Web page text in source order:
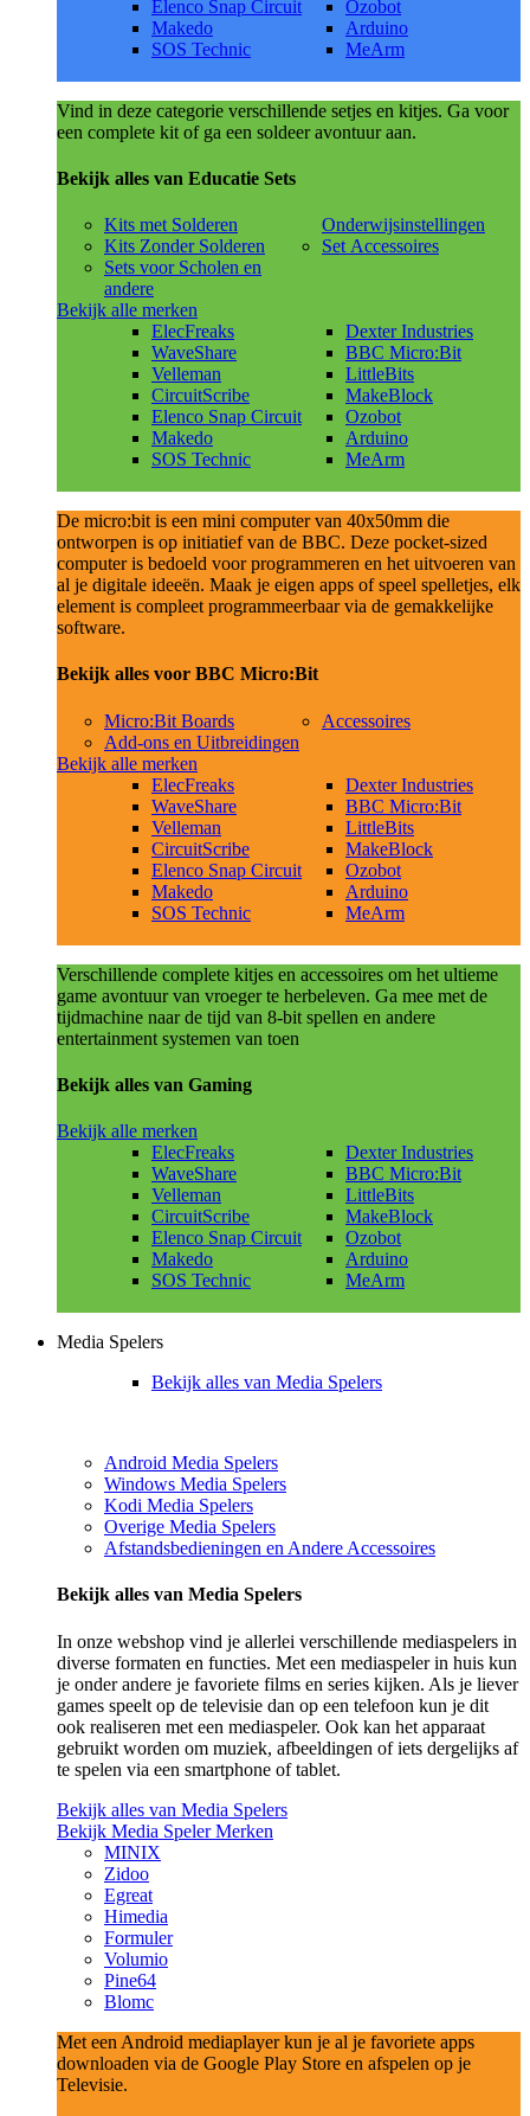
Elenco Snap Circuit
Makedo
SOS Technic
Ozobot
Arduino
MeArm
Vind in deze categorie verschillende setjes en kitjes. Ga voor
een complete kit of ga een soldeer avontuur aan.
Bekijk alles van Educatie Sets
Kits met Solderen
Kits Zonder Solderen
Sets voor Scholen en
andere
Onderwijsinstellingen
Set Accessoires
Bekijk alle merken
ElecFreaks
WaveShare
Velleman
CircuitScribe
Elenco Snap Circuit
Makedo
SOS Technic
Dexter Industries
BBC Micro:Bit
LittleBits
MakeBlock
Ozobot
Arduino
MeArm
De micro:bit is een mini computer van 40x50mm die
ontworpen is op initiatief van de BBC. Deze pocket-sized
computer is bedoeld voor programmeren en het uitvoeren van
al je digitale ideeën. Maak je eigen apps of speel spelletjes, elk
element is compleet programmeerbaar via de gemakkelijke
software.
Bekijk alles voor BBC Micro:Bit
Micro:Bit Boards
Add-ons en Uitbreidingen
Accessoires
Bekijk alle merken
ElecFreaks
WaveShare
Velleman
CircuitScribe
Elenco Snap Circuit
Makedo
SOS Technic
Dexter Industries
BBC Micro:Bit
LittleBits
MakeBlock
Ozobot
Arduino
MeArm
Verschillende complete kitjes en accessoires om het ultieme
game avontuur van vroeger te herbeleven. Ga mee met de
tijdmachine naar de tijd van 8-bit spellen en andere
entertainment systemen van toen
Bekijk alles van Gaming
Bekijk alle merken
ElecFreaks
WaveShare
Velleman
CircuitScribe
Elenco Snap Circuit
Makedo
SOS Technic
Dexter Industries
BBC Micro:Bit
LittleBits
MakeBlock
Ozobot
Arduino
MeArm
Media Spelers
Bekijk alles van Media Spelers
Android Media Spelers
Windows Media Spelers
Kodi Media Spelers
Overige Media Spelers
Afstandsbedieningen en Andere Accessoires
Bekijk alles van Media Spelers
In onze webshop vind je allerlei verschillende mediaspelers in
diverse formaten en functies. Met een mediaspeler in huis kun
je onder andere je favoriete films en series kijken. Als je liever
games speelt op de televisie dan op een telefoon kun je dit
ook realiseren met een mediaspeler. Ook kan het apparaat
gebruikt worden om muziek, afbeeldingen of iets dergelijks af
te spelen via een smartphone of tablet.
Bekijk alles van Media Spelers
Bekijk Media Speler Merken
MINIX
Zidoo
Egreat
Himedia
Formuler
Volumio
Pine64
Blomc
Met een Android mediaplayer kun je al je favoriete apps
downloaden via de Google Play Store en afspelen op je
Televisie.